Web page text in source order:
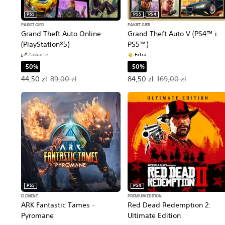
Grand Theft Auto Online
(PlayStation®5)
PS5
PAKIET GIER
Zawarte
-50%
44,50 zl
Oferowana cena: 44,50 zl. Pierwotna cena: 89,00 zl.
89,00 zl
Grand Theft Auto V (PS4™ i
PS5™)
PS5
PS4
PAKIET GIER
Extra
-50%
84,50 zl
Oferowana cena: 84,50 zl.
169,00 zl
ARK Fantastic Tames -
Pyromane
PS5
ELEMENT
Red Dead Redemption 2:
Ultimate Edition
PS4
PREMIUM EDITION